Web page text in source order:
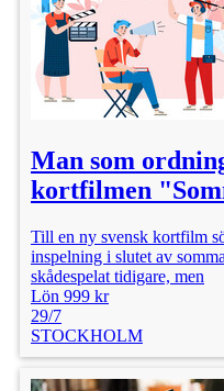
Man som
kortfilmen
Till en ny svensk kortfilm
inspelning i slutet av
skådespelat tidigare, men
Lön 999 kr
29/7
STOCKHOLM